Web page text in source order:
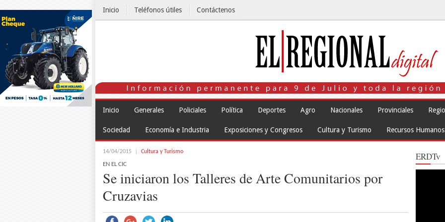
Inicio Teléfonos útiles Contáctenos
Inicio Generales Policiales Política Deportes Agro Nacionales Provinciales
Sociedad Economía e Industria Exposiciones y Congresos Cultura y Turismo Recursos Humanos
14/04/2015 Cultura y Turismo
EN EL CIC
Se iniciaron los Talleres de Arte Comunitarios por
Cruzavias
ERDTv